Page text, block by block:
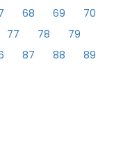
68 69
70
77 78
79
87 88
89